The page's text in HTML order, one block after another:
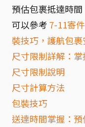
預估包裹抵達時
可以參考 7-11寄
裝技巧，護航包
尺寸限制詳解：
尺寸限制說明
尺寸計算方法
包裝技巧
送達時間掌握：